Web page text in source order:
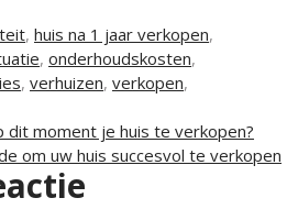
, huis na 1 jaar verkopen,
, onderhoudskosten,
, verhuizen, verkopen,
moment je huis te verkopen?
om uw huis succesvol te verkopen